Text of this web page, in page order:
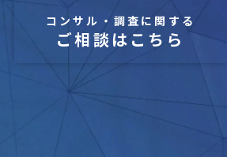
コンサル・調査に関する
ご相談はこちら